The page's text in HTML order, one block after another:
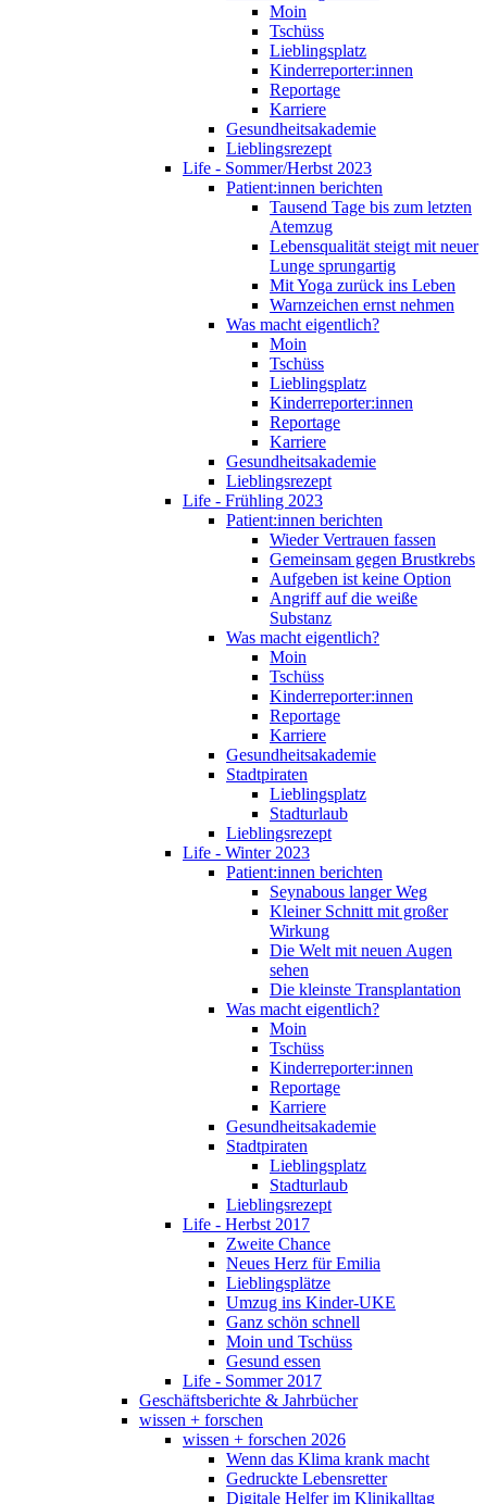
Moin
Tschüss
Lieblingsplatz
Kinderreporter:innen
Reportage
Karriere
Gesundheitsakademie
Lieblingsrezept
Life - Sommer/Herbst 2023
Patient:innen berichten
Tausend Tage bis zum letzten
Atemzug
Lebensqualität steigt mit neuer
Lunge sprungartig
Mit Yoga zurück ins Leben
Warnzeichen ernst nehmen
Was macht eigentlich?
Moin
Tschüss
Lieblingsplatz
Kinderreporter:innen
Reportage
Karriere
Gesundheitsakademie
Lieblingsrezept
Life - Frühling 2023
Patient:innen berichten
Wieder Vertrauen fassen
Gemeinsam gegen Brustkrebs
Aufgeben ist keine Option
Angriff auf die weiße
Substanz
Was macht eigentlich?
Moin
Tschüss
Kinderreporter:innen
Reportage
Karriere
Gesundheitsakademie
Stadtpiraten
Lieblingsplatz
Stadturlaub
Lieblingsrezept
Life - Winter 2023
Patient:innen berichten
Seynabous langer Weg
Kleiner Schnitt mit großer
Wirkung
Die Welt mit neuen Augen
sehen
Die kleinste Transplantation
Was macht eigentlich?
Moin
Tschüss
Kinderreporter:innen
Reportage
Karriere
Gesundheitsakademie
Stadtpiraten
Lieblingsplatz
Stadturlaub
Lieblingsrezept
Life - Herbst 2017
Zweite Chance
Neues Herz für Emilia
Lieblingsplätze
Umzug ins Kinder-UKE
Ganz schön schnell
Moin und Tschüss
Gesund essen
Life - Sommer 2017
Geschäftsberichte & Jahrbücher
wissen + forschen
wissen + forschen 2026
Wenn das Klima krank macht
Gedruckte Lebensretter
Digitale Helfer im Klinikalltag